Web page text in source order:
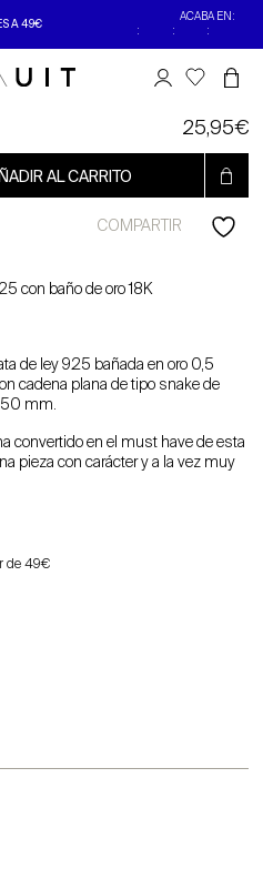
A 49€ ACABA EN:
: : :
25,95€
AL CARRITO
con baño de oro 18K
COMPARTIR
de ley 925 bañada en oro 0,5
cadena plana de tipo snake de
mm.
convertido en el must have de esta
pieza con carácter y a la vez muy
de 49€